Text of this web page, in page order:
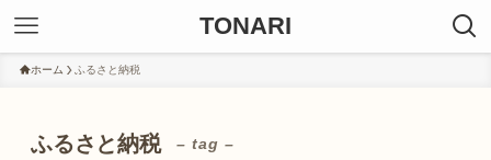
TONARI
ホーム ふるさと納税
ふるさと納税 – tag –